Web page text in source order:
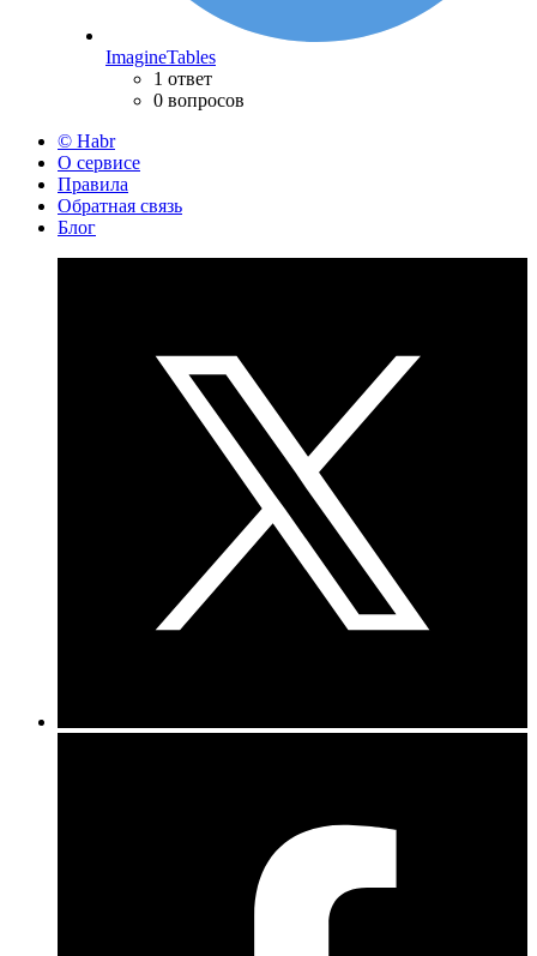
ImagineTables
1 ответ
0 вопросов
© Habr
О сервисе
Правила
Обратная связь
Блог